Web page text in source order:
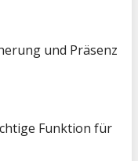
und Präsenz
Funktion für